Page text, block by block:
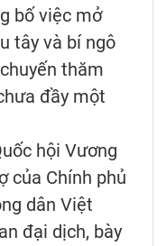
bố việc mở
tây và bí ngô
thăm
đầy một
hội Vương
của Chính phủ
dân Việt
đại dịch, bày